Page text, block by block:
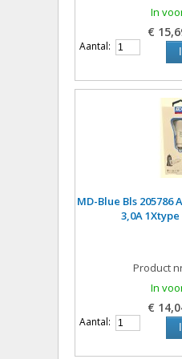
In
€
Aantal:
MD-Blue Bls 205786
3,0A 1Xtype
Product
In
€
Aantal: